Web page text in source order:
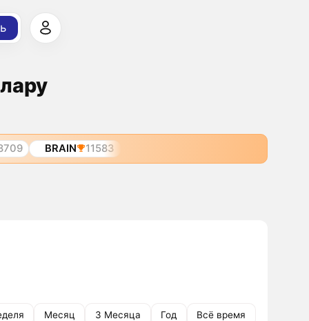
BRAIN 11583
Месяц 3 Месяца Год Всё время